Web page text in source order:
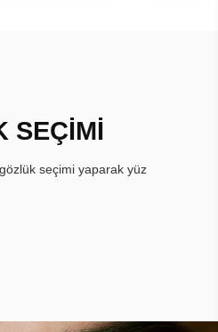
SEÇİMİ
seçimi yaparak yüz